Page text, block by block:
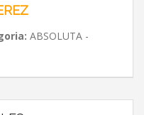
ABSOLUTA -